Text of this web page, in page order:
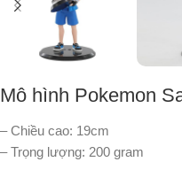
Mô hình Pokemon
– Chiều cao: 19cm
– Trọng lượng: 200 gram